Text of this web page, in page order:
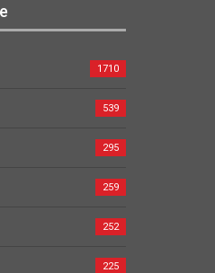
1710
539
295
259
252
225